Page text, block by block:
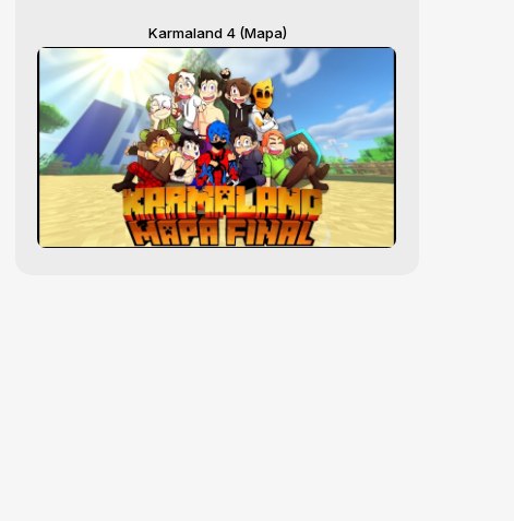
Karmaland 4 (Mapa)